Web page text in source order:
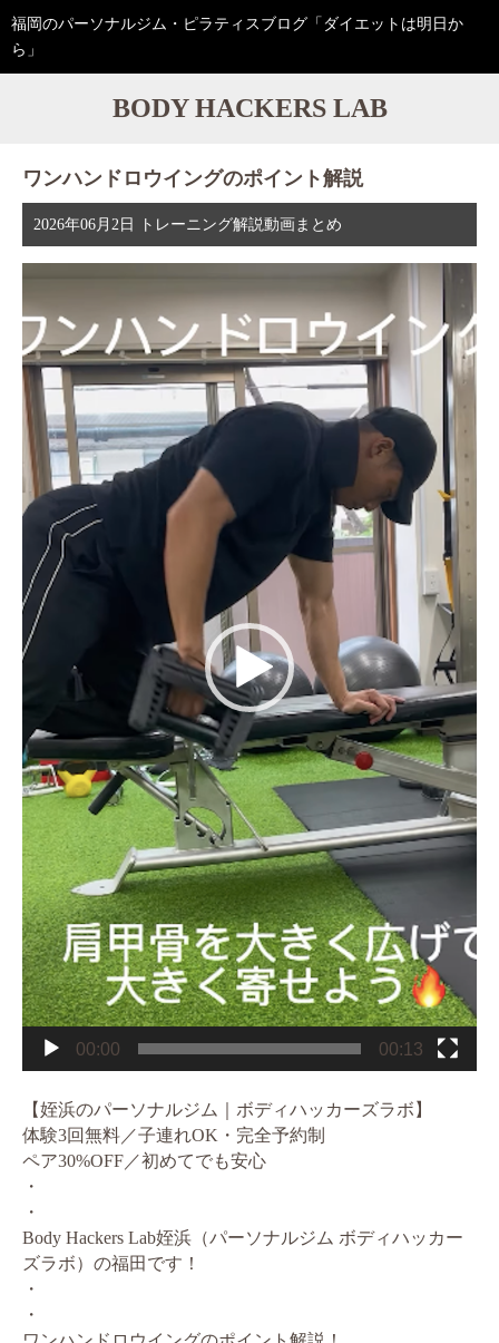
福岡のパーソナルジム・ピラティスブログ「ダイエットは明日か
ら」
BODY HACKERS LAB
ワンハンドロウイングのポイント解説
2026年06月2日 トレーニング解説動画まとめ
プ
レ
ー
ヤ
ー
00:00 00:13
【姪浜のパーソナルジム｜ボディハッカーズラボ】
体験3回無料／子連れOK・完全予約制
ペア30%OFF／初めてでも安心
・
・
Body Hackers Lab姪浜（パーソナルジム ボディハッカー
ズラボ）の福田です！
・
・